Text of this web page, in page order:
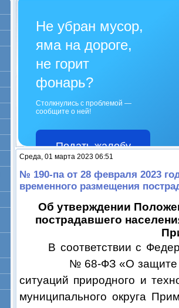
Не убран мусор,
яма на дороге,
не горит
фонарь?
Столкнулись с проблемой —
сообщите о ней!
Подать жалобу
Среда, 01 марта 2023 06:51
№ 190-па от 28 февраля 2023
временного размещения
Об утверждении
пострадавшего
В соответствии с
№ 68-ФЗ «О защите
ситуаций природного и
муниципального округа